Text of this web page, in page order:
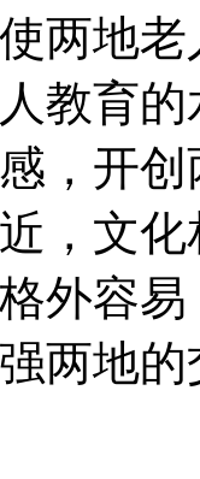
两地
教育
，开
，文
外容
两地